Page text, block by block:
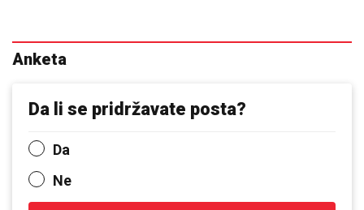
Anketa
Da li se pridržavate posta?
Da
Ne